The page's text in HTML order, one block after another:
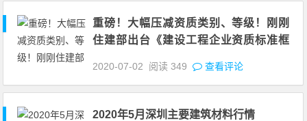
重磅！大幅压减资质类别、等级！刚刚
住建部出台《建设工程企业资质标准框
2020-07-02 阅读349 查看评论
2020年5月深圳主要建筑材料行情